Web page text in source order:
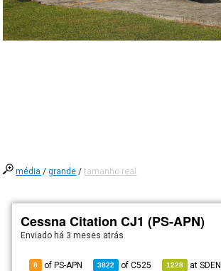
média /grande /tamanho real
Cessna Citation CJ1 (PS-APN)
Enviado há 3 meses atrás
8 of PS-APN 3822 ofC525 1228 atSDEN